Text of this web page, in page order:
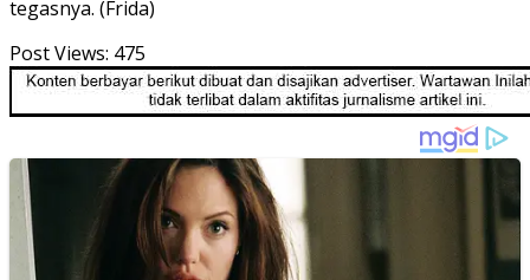
tegasnya. (Frida)
Post Views: 475